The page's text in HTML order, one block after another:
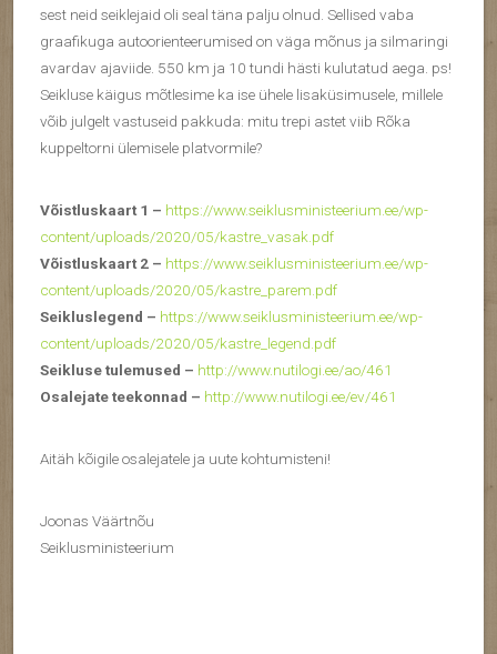
sest neid seiklejaid oli seal täna palju olnud. Sellised vaba
graafikuga autoorienteerumised on väga mõnus ja silmaringi
avardav ajaviide. 550 km ja 10 tundi hästi kulutatud aega. ps!
Seikluse käigus mõtlesime ka ise ühele lisaküsimusele, millele
võib julgelt vastuseid pakkuda: mitu trepi astet viib Rõka
kuppeltorni ülemisele platvormile?
Võistluskaart 1 – https://www.seiklusministeerium.ee/wp-
content/uploads/2020/05/kastre_vasak.pdf
Võistluskaart 2 – https://www.seiklusministeerium.ee/wp-
content/uploads/2020/05/kastre_parem.pdf
Seikluslegend – https://www.seiklusministeerium.ee/wp-
content/uploads/2020/05/kastre_legend.pdf
Seikluse tulemused – http://www.nutilogi.ee/ao/461
Osalejate teekonnad – http://www.nutilogi.ee/ev/461
Aitäh kõigile osalejatele ja uute kohtumisteni!
Joonas Väärtnõu
Seiklusministeerium